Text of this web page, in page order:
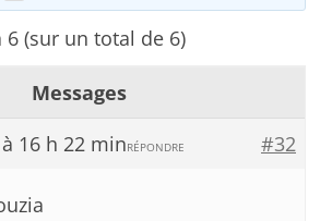
6 (sur un total de 6)
Messages
16 h 22 min
#32
RÉPONDRE